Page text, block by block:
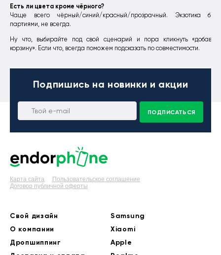
Есть ли цвета кроме чёрного?
Чаще всего чёрный/синий/красный/прозрачный. Экзотика
партиями, не всегда.
Ну что, выбирайте под свой сценарий и пора кликнуть
корзину». Если что, всегда поможем подсказать по совместимости.
Подпишись на новинки и акции
ПОДПИСАТЬСЯ
Карта сайта
Пользовательское соглашение
Договор публичной оферты
Свой дизайн
О компании
Дропшиппинг
Samsung
Xiaomi
Apple